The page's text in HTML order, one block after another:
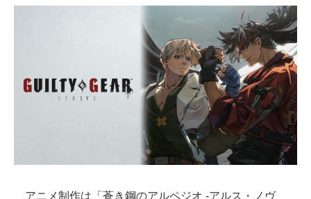
アニメ制作は「蒼き鋼のアルペジオ -アルス・ノヴ